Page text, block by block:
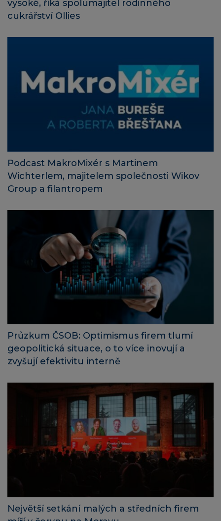
vysoké, říká spolumajitel rodinného
cukrářství Ollies
Podcast MakroMixér s Martinem
Wichterlem, majitelem společnosti Wikov
Group a filantropem
Průzkum ČSOB: Optimismus firem tlumí
geopolitická situace, o to více inovují a
zvyšují efektivitu interně
Největší setkání malých a středních firem